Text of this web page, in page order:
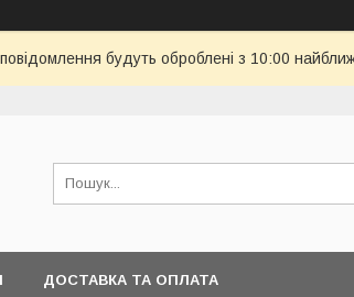
будуть оброблені з 10:00
ДОСТАВКА ТА ОПЛАТА